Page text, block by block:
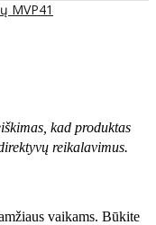
MVP41
kad produktas
reikalavimus.
vaikams. Būkite